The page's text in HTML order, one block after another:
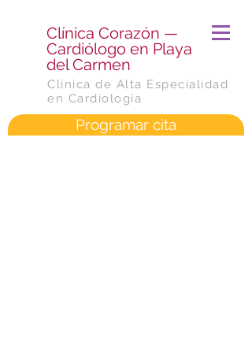
​Clínica Corazón —
Cardiólogo en Playa
del Carmen
Clínica de Alta Especialidad
en Cardiología
Programar cita